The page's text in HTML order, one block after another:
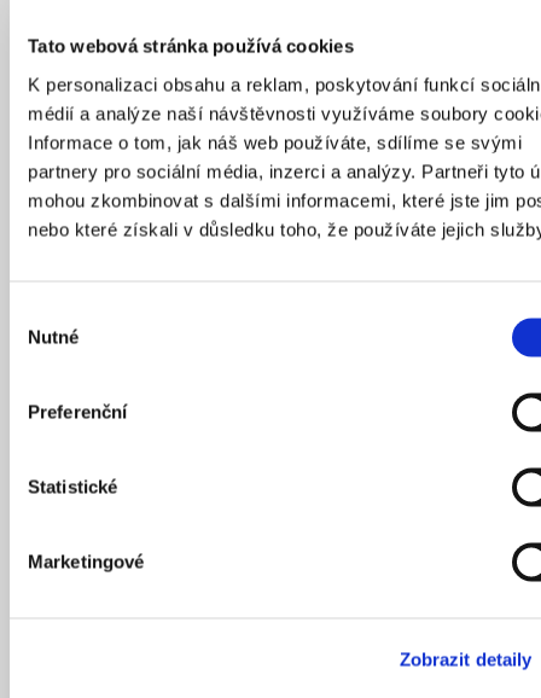
Tato webová stránka používá cookies
K personalizaci obsahu a reklam, poskytování funkcí
médií a analýze naší návštěvnosti využíváme soubory
Informace o tom, jak náš web používáte, sdílíme se svými
partnery pro sociální média, inzerci a analýzy. Partneři tyto
mohou zkombinovat s dalšími informacemi, které jste jim
nebo které získali v důsledku toho, že používáte jejich
souhlasu
Nutné
Preferenční
Statistické
Marketingové
Zobrazit detaily
pevnosti. Zároveň však existuje také řada témat, která
by se dala shrnout pod označení „optimalizace“. Právě
proto se snažíme utřídit rozmanité použité materiály
a prvky vybavení. Také je důležité vytvořit systém,
pomocí kterého bude možné shromažďovat dešťovou
vodu a využívat ji k zavlažování. Pevnost je relativně
exponovaným místem, na kterém jsou v období sucha
ve stresu převážně stromy. Zde, stejně jako v jiných